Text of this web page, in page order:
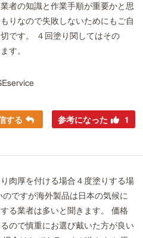
者の知識と作業手順が重要かと思
りなので失敗しないためにもご自
です。 ４回塗り関してはその
す。
する 参考になった 1
肉厚を付ける場合４度塗りする場
ですが海外製品は日本の気候に
る業者は多いと聞きます。 価格
ので慎重にお選び戴いた方が良い